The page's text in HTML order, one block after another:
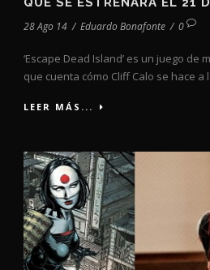
28 Ago 14 / Eduardo Bonafonte / 0
‘Escape Dead Island’ es un juego de
que cuenta cómo Cliff Calo se hace
LEER MÁS...